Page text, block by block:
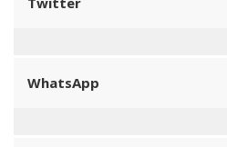
WhatsApp